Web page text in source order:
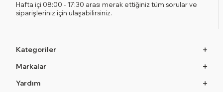
Hafta içi 08:00 - 17:30 arası merak ettiğiniz tüm sorular ve
siparişleriniz için ulaşabilirsiniz.
Kategoriler
Markalar
Yardım